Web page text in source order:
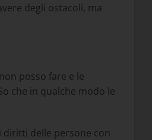
degli ostacoli, ma
posso fare e le
che in qualche modo le
diritti delle persone con